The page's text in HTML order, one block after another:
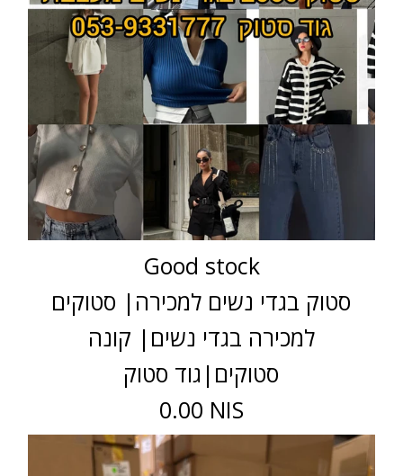
Good stock
סטוק בגדי נשים למכירה| סטוקים
למכירה בגדי נשים| קונה
סטוקים|גוד סטוק
0.00 NIS